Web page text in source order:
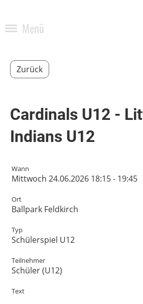
Menü
Zurück
Cardinals U12 -
Indians U12
Wann
Mittwoch 24.06.2026 18:15 - 19:45
Ort
Ballpark Feldkirch
Typ
Schülerspiel U12
Teilnehmer
Schüler (U12)
Text